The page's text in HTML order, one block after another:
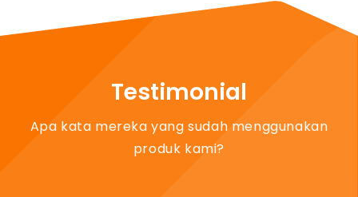
Testimonial
Apa kata mereka yang sudah menggunakan
produk kami?